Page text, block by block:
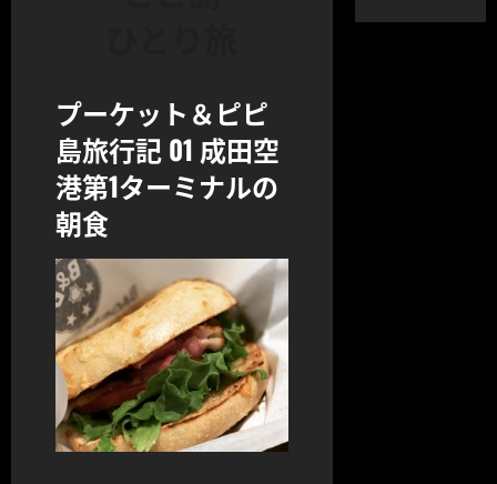
プーケット＆ピピ
島旅行記 01 成田空
港第1ターミナルの
朝食